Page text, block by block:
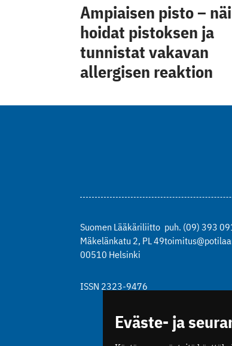
Ampiaisen pisto –
hoidat pistoksen ja
tunnistat vakavan
allergisen reaktion
Suomen Lääkäriliitto
Mäkelänkatu 2, PL 49
00510 Helsinki
puh. (09) 393
ISSN 2323-9476
Eväste- ja